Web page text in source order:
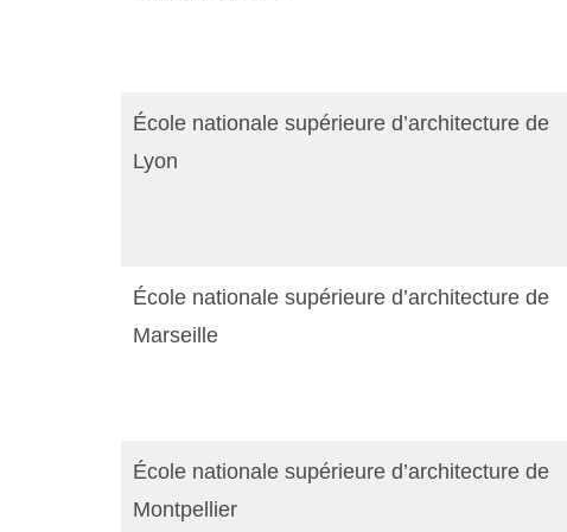
École nationale supérieure d’architecture de
Lyon
École nationale supérieure d’architecture de
Marseille
École nationale supérieure d’architecture de
Montpellier